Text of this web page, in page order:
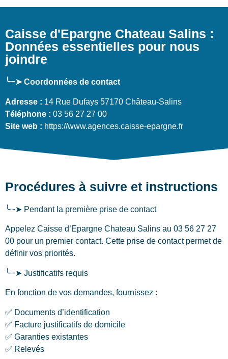
Caisse d'Epargne Chateau Salins :
Données essentielles pour nous
joindre
╰┈➤ Coordonnées de contact
Adresse : 14 Rue Dufays 57170 Château-Salins
Téléphone : 03 56 27 27 00
Site web : https://www.agences.caisse-epargne.fr
Procédures à suivre et instructions
╰┈➤ Pendant la première prise de contact
Appelez Caisse d’Epargne Chateau Salins au 03 56 27 27
00 pour un premier contact. Cette prise de contact permet de
définir vos priorités.
╰┈➤ Justificatifs requis
En fonction de vos demandes, fournissez :
✅ Documents d’identification
✅ Facture justificatifs de domicile
✅ Garanties existantes
✅ Relevés